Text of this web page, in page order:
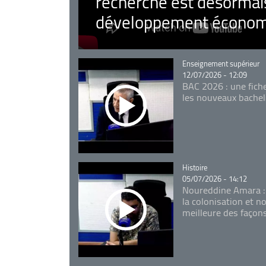
développement
Catégorie
Enseignement supérieur
12/07/2026 - 12:09
BAC 2026 : une
les nouveaux
Catégorie
Histoire
05/07/2026 - 14:12
Noureddine Amara
la colonisation et
meilleure des